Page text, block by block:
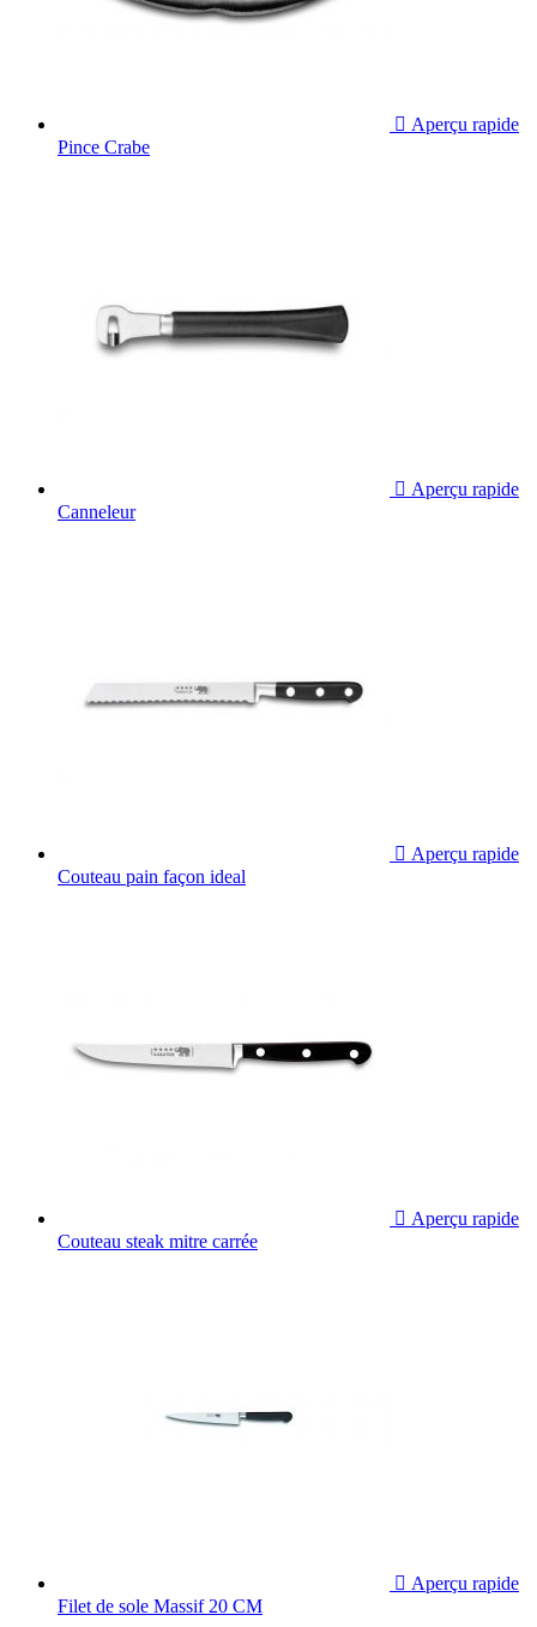
 Aperçu rapide
Pince Crabe
 Aperçu rapide
Canneleur
 Aperçu rapide
Couteau pain façon ideal
 Aperçu rapide
Couteau steak mitre carrée
 Aperçu rapide
Filet de sole Massif 20 CM